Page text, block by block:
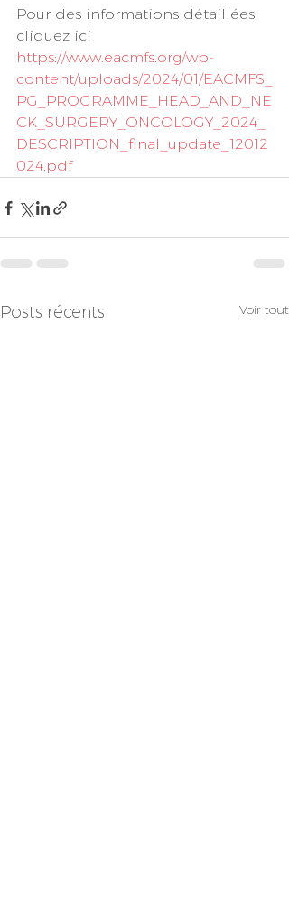
Pour des informations détaillées
cliquez ici
https://www.eacmfs.org/wp-
content/uploads/2024/01/EACMFS_
PG_PROGRAMME_HEAD_AND_NE
CK_SURGERY_ONCOLOGY_2024_
DESCRIPTION_final_update_12012
024.pdf
Posts récents Voir tout